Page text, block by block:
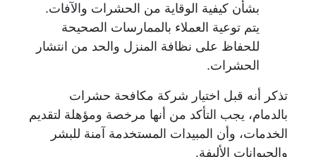
بشأن كيفية الوقاية من الحشرات والآفات.
يتم توعية العملاء بالممارسات الصحيحة
للحفاظ على نظافة المنزل والحد من انتشار
الحشرات.
تذكر أنه قبل اختيار شركة مكافحة حشرات
بالدمام، يجب التأكد من أنها مرخصة ومؤهلة لتقديم
الخدمات، وأن المبيدات المستخدمة آمنة للبشر
والحيوانات الأليفة.